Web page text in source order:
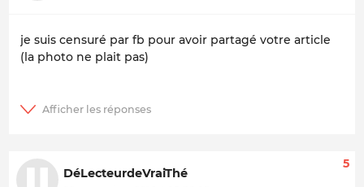
je suis censuré par fb pour avoir partagé votre article
(la photo ne plait pas)
DéLecteurdeVraiThé
5